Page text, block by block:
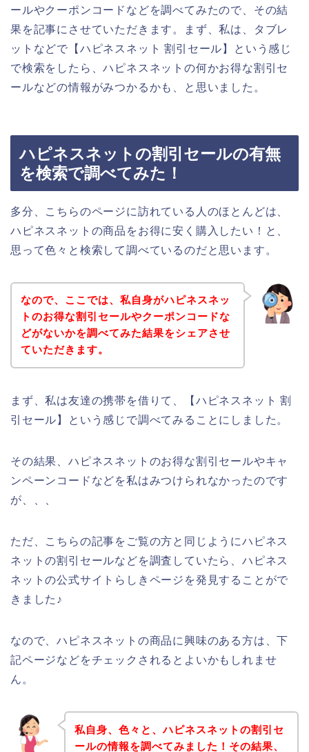
ールやクーポンコードなどを調べてみたので、その結
果を記事にさせていただきます。まず、私は、タブレ
ットなどで【ハピネスネット 割引セール】という感じ
で検索をしたら、ハピネスネットの何かお得な割引セ
ールなどの情報がみつかるかも、と思いました。
ハピネスネットの割引セールの有無
を検索で調べてみた！
多分、こちらのページに訪れている人のほとんどは、
ハピネスネットの商品をお得に安く購入したい！と、
思って色々と検索して調べているのだと思います。
なので、ここでは、私自身がハピネスネッ
トのお得な割引セールやクーポンコードな
どがないかを調べてみた結果をシェアさせ
ていただきます。
まず、私は友達の携帯を借りて、【ハピネスネット 割
引セール】という感じで調べてみることにしました。
その結果、ハピネスネットのお得な割引セールやキャ
ンペーンコードなどを私はみつけられなかったのです
が、、、
ただ、こちらの記事をご覧の方と同じようにハピネス
ネットの割引セールなどを調査していたら、ハピネス
ネットの公式サイトらしきページを発見することがで
きました♪
なので、ハピネスネットの商品に興味のある方は、下
記ページなどをチェックされるとよいかもしれませ
ん。
私自身、色々と、ハピネスネットの割引セ
ールの情報を調べてみました！その結果、